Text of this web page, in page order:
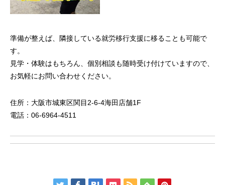
準備が整えば、隣接している就労移行支援に移ることも可能で
す。
見学・体験はもちろん、個別相談も随時受け付けていますので、
お気軽にお問い合わせください。
住所：大阪市城東区関目2-6-4海田店舗1F
電話：06-6964-4511